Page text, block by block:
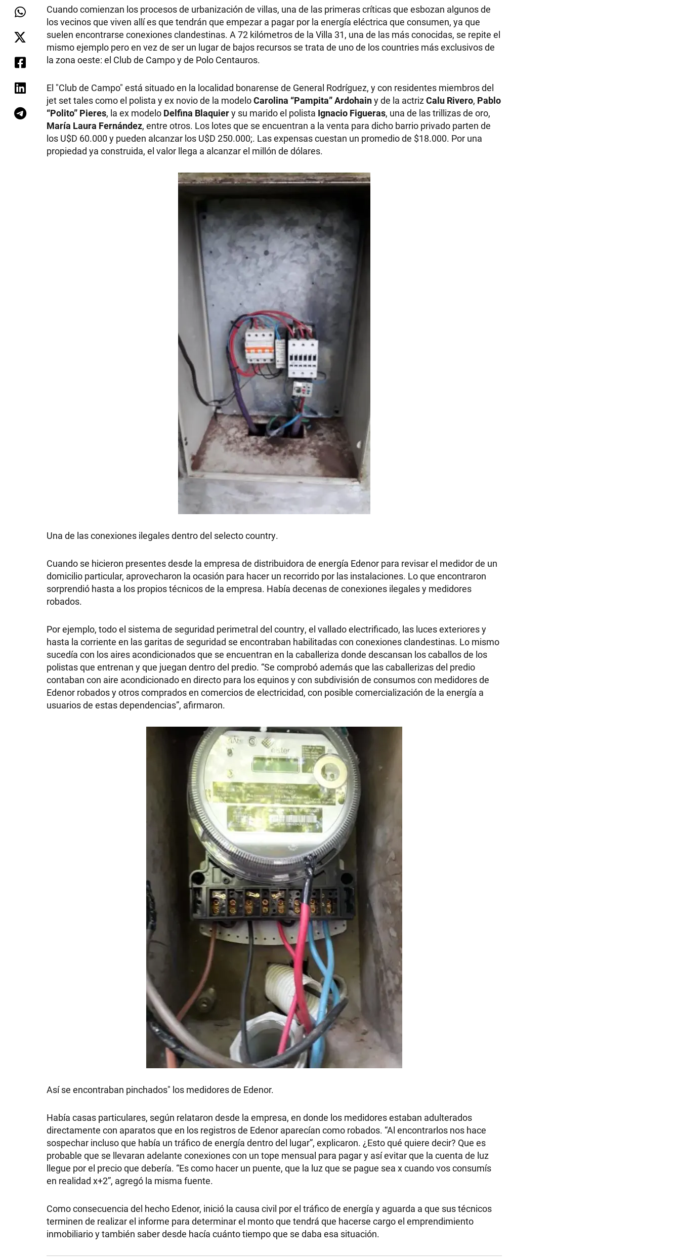
Cuando comienzan los procesos de urbanización de villas, una de las primeras críticas que esbozan algunos de
los vecinos que viven allí es que tendrán que empezar a pagar por la energía eléctrica que consumen, ya que
suelen encontrarse conexiones clandestinas. A 72 kilómetros de la Villa 31, una de las más conocidas, se repite el
mismo ejemplo pero en vez de ser un lugar de bajos recursos se trata de uno de los countries más exclusivos de
la zona oeste: el Club de Campo y de Polo Centauros.
El "Club de Campo" está situado en la localidad bonarense de General Rodríguez, y con residentes miembros del
jet set tales como el polista y ex novio de la modeloCarolina “Pampita” Ardohainy de la actrizCalu Rivero, Pablo
“Polito” Pieres, la ex modelo Delfina Blaquiery su marido el polista Ignacio Figueras, una de las trillizas de oro,
María Laura Fernández, entre otros. Los lotes que se encuentran a la venta para dicho barrio privado parten de
los U$D 60.000 y pueden alcanzar los U$D 250.000;. Las expensas cuestan un promedio de $18.000. Por una
propiedad ya construida, el valor llega a alcanzar el millón de dólares.
Una de las conexiones ilegales dentro del selecto country.
Cuando se hicieron presentes desde la empresa de distribuidora de energía Edenor para revisar el medidor de un
domicilio particular, aprovecharon la ocasión para hacer un recorrido por las instalaciones. Lo que encontraron
sorprendió hasta a los propios técnicos de la empresa. Había decenas de conexiones ilegales y medidores
robados.
Por ejemplo, todo el sistema de seguridad perimetral del country, el vallado electrificado, las luces exteriores y
hasta la corriente en las garitas de seguridad se encontraban habilitadas con conexiones clandestinas. Lo mismo
sucedía con los aires acondicionados que se encuentran en la caballeriza donde descansan los caballos de los
polistas que entrenan y que juegan dentro del predio. “Se comprobó además que las caballerizas del predio
contaban con aire acondicionado en directo para los equinos y con subdivisión de consumos con medidores de
Edenor robados y otros comprados en comercios de electricidad, con posible comercialización de la energía a
usuarios de estas dependencias”, afirmaron.
Así se encontraban pinchados" los medidores de Edenor.
Había casas particulares, según relataron desde la empresa, en donde los medidores estaban adulterados
directamente con aparatos que en los registros de Edenor aparecían como robados. “Al encontrarlos nos hace
sospechar incluso que había un tráfico de energía dentro del lugar”, explicaron. ¿Esto qué quiere decir? Que es
probable que se llevaran adelante conexiones con un tope mensual para pagar y así evitar que la cuenta de luz
llegue por el precio que debería. “Es como hacer un puente, que la luz que se pague sea x cuando vos consumís
en realidad x+2”, agregó la misma fuente.
Como consecuencia del hecho Edenor, inició la causa civil por el tráfico de energía y aguarda a que sus técnicos
terminen de realizar el informe para determinar el monto que tendrá que hacerse cargo el emprendimiento
inmobiliario y también saber desde hacía cuánto tiempo que se daba esa situación.
ACTUALIDAD
POLICIALES
ECONOMÍA
GRAN
HERMANO
SALUD
DEPORTES
TECNOLOGÍA
PALABRAS
HORÓSCOPO
Seguinos